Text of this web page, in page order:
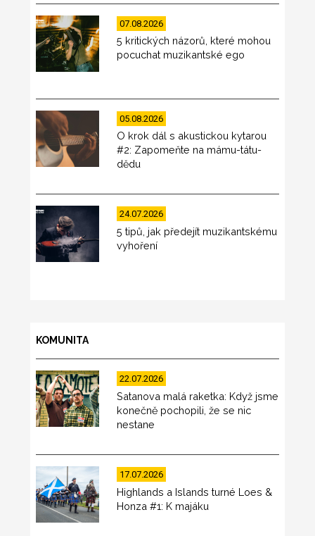
07.08.2026
5 kritických názorů, které mohou
pocuchat muzikantské ego
05.08.2026
O krok dál s akustickou kytarou
#2: Zapomeňte na mámu-tátu-
dědu
24.07.2026
5 tipů, jak předejít muzikantskému
vyhoření
KOMUNITA
22.07.2026
Satanova malá raketka: Když jsme
konečně pochopili, že se nic
nestane
17.07.2026
Highlands a Islands turné Loes &
Honza #1: K majáku